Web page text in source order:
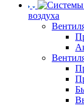
воздуха